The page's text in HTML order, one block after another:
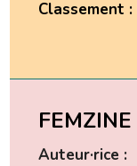
Classement :
FEMZINE
Auteur·rice :